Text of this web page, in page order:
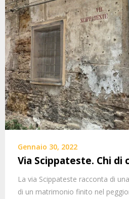
Gennaio 30, 2022
Via Scippateste. Chi
La via Scippateste racconta di
di un matrimonio finito nel